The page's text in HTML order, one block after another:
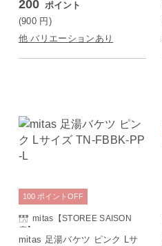
200 ポイント
(900 円 )
他 バリエーションあり
mitas【STOREE SAISON
店】
mitas 足湯バケツ ピンク Lサ
100 ポイント OFF